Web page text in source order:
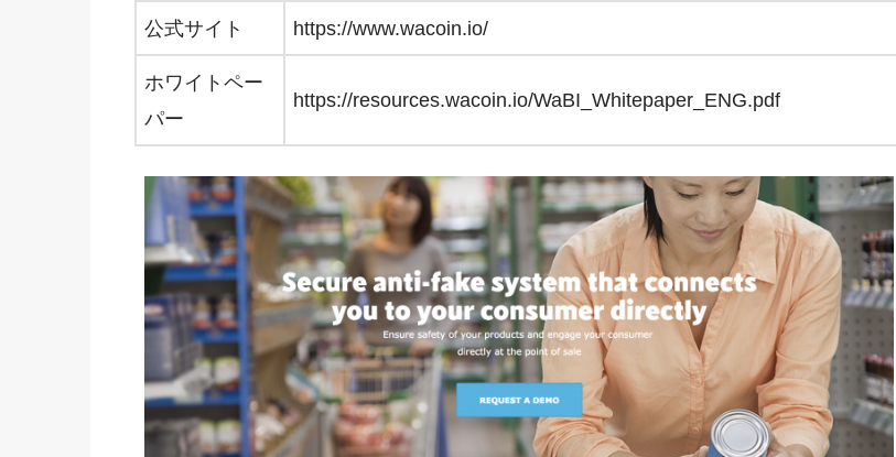
公式サイト https://www.wacoin.io/
ホワイトペー
パー
https://resources.wacoin.io/WaBI_Whitepaper_ENG.pdf